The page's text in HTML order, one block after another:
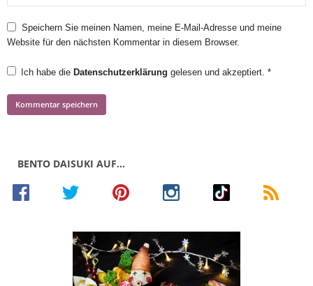
Speichern Sie meinen Namen, meine E-Mail-Adresse und meine
Website für den nächsten Kommentar in diesem Browser.
Ich habe die Datenschutzerklärung gelesen und akzeptiert. *
BENTO DAISUKI AUF…